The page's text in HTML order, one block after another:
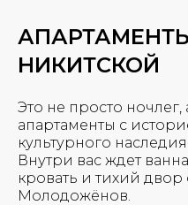
НИКИТСКОЙ
Это не просто ночлег,
апартаменты с
культурного
Внутри вас ждет
кровать и тихий
Молодожёнов.